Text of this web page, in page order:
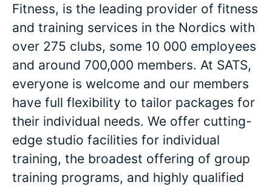
Fitness, is the leading provider of fitness
and training services in the Nordics with
over 275 clubs, some 10 000 employees
and around 700,000 members. At SATS,
everyone is welcome and our members
have full flexibility to tailor packages for
their individual needs. We offer cutting-
edge studio facilities for individual
training, the broadest offering of group
training programs, and highly qualified